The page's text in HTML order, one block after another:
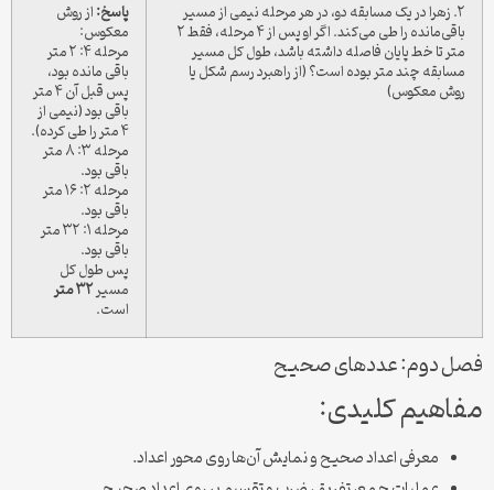
۲. زهرا در یک مسابقه دو، در هر مرحله نیمی از مسیر
باقی‌مانده را طی می‌کند. اگر او پس از ۴ مرحله، فقط ۲
متر تا خط پایان فاصله داشته باشد، طول کل مسیر
مسابقه چند متر بوده است؟ (از راهبرد رسم شکل یا
روش معکوس)
پاسخ: از روش
معکوس:
مرحله ۴: ۲ متر
باقی مانده بود،
پس قبل آن ۴ متر
باقی بود (نیمی از
۴ متر را طی کرده).
مرحله ۳: ۸ متر
باقی بود.
مرحله ۲: ۱۶ متر
باقی بود.
مرحله ۱: ۳۲ متر
باقی بود.
پس طول کل
مسیر۳۲ متر
است.
فصل دوم: عددهای صحیح
مفاهیم کلیدی:
معرفی اعداد صحیح و نمایش آن‌ها روی محور اعداد.